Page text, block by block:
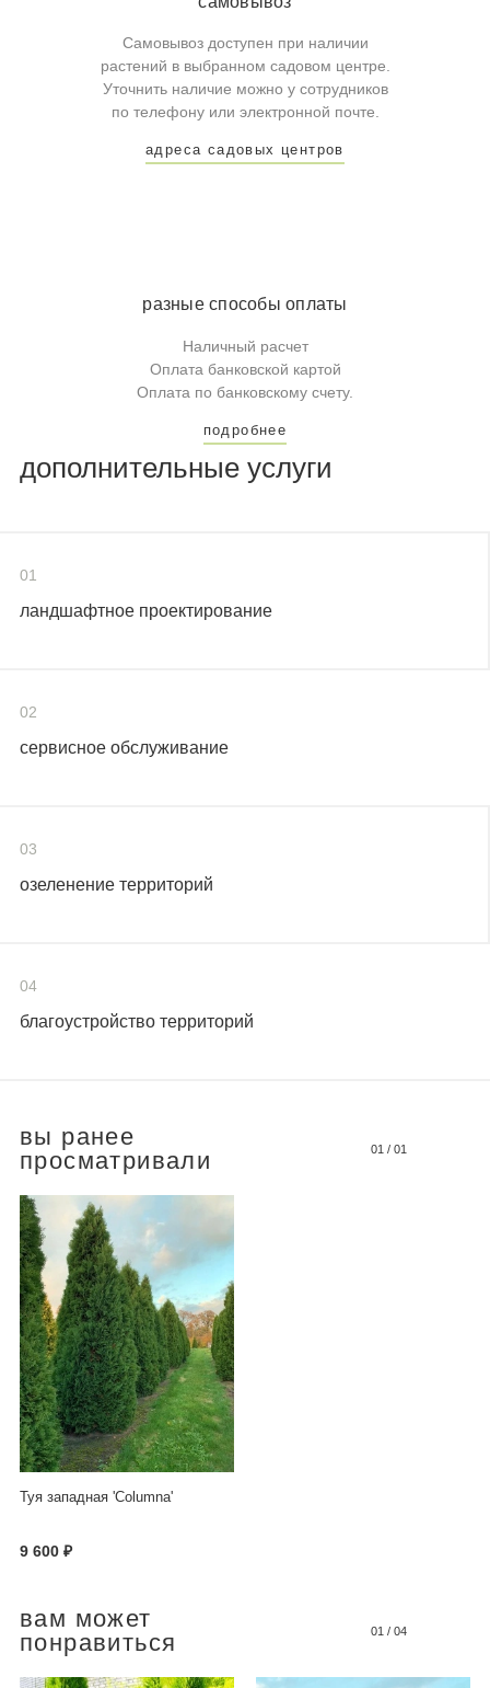
Самовывоз доступен при наличии
растений в выбранном садовом центре.
Уточнить наличие можно у сотрудников
по телефону или электронной почте.
адреса садовых центров
разные способы оплаты
Наличный расчет
Оплата банковской картой
Оплата по банковскому счету.
подробнее
дополнительные услуги
01
ландшафтное проектирование
02
сервисное обслуживание
03
озеленение территорий
04
благоустройство территорий
вы ранее
просматривали
01 / 01
Туя западная 'Columna'
9 600 ₽
вам может
понравиться
01 / 04